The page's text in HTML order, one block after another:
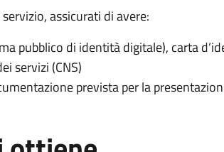
assicurati di avere:
pubblico di identità digitale), carta
servizi (CNS)
prevista per la